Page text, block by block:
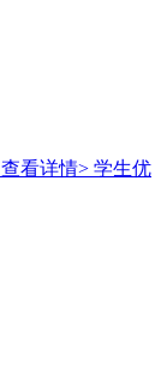
查看详情> 学生优